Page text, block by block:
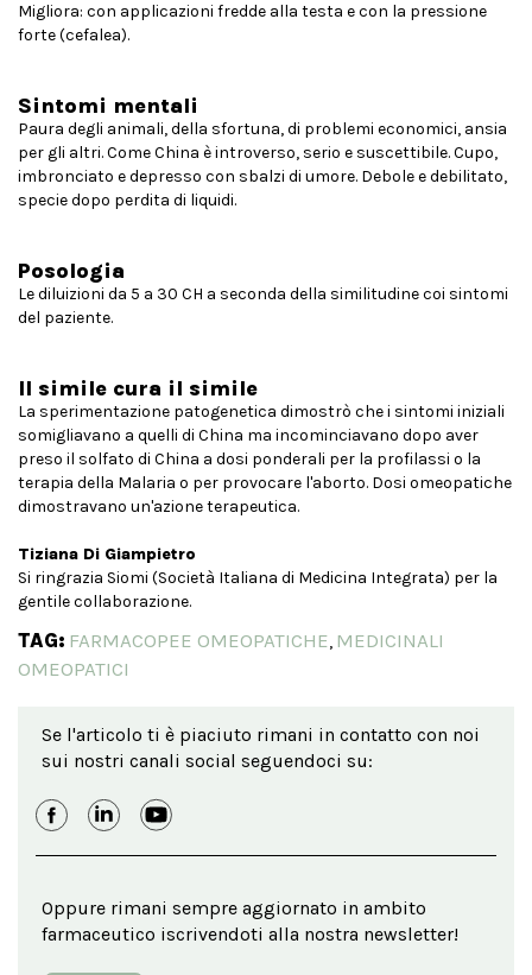
Migliora: con applicazioni fredde alla testa e con la pressione
forte (cefalea).
Sintomi mentali
Paura degli animali, della sfortuna, di problemi economici, ansia
per gli altri. Come China è introverso, serio e suscettibile. Cupo,
imbronciato e depresso con sbalzi di umore. Debole e debilitato,
specie dopo perdita di liquidi.
Posologia
Le diluizioni da 5 a 30 CH a seconda della similitudine coi sintomi
del paziente.
Il simile cura il simile
La sperimentazione patogenetica dimostrò che i sintomi iniziali
somigliavano a quelli di China ma incominciavano dopo aver
preso il solfato di China a dosi ponderali per la profilassi o la
terapia della Malaria o per provocare l'aborto. Dosi omeopatiche
dimostravano un'azione terapeutica.
Tiziana Di Giampietro
Si ringrazia Siomi (Società Italiana di Medicina Integrata) per la
gentile collaborazione.
TAG: FARMACOPEE OMEOPATICHE, MEDICINALI
OMEOPATICI
Se l'articolo ti è piaciuto rimani in contatto con noi
sui nostri canali social seguendoci su:
Oppure rimani sempre aggiornato in ambito
farmaceutico iscrivendoti alla nostra newsletter!